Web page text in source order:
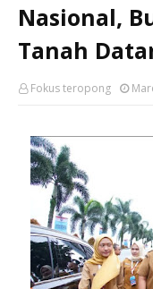
Nasional,
Tanah
Fokus teropong